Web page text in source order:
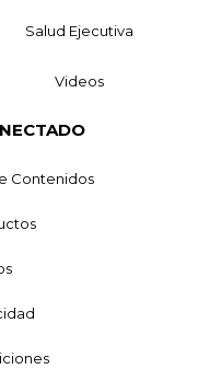
Salud Ejecutiva
Videos
Contenidos